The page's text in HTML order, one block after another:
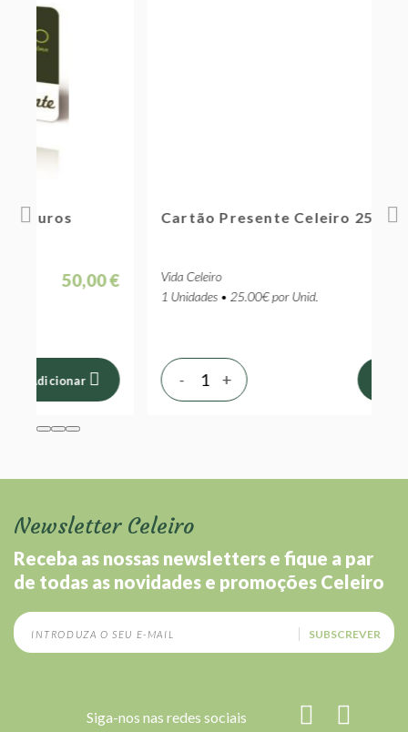
Cartão Presente Celeiro 25 Euros
Vida Celeiro
1 Unidades • 25.00€ por Unid.
+
-
Newsletter Celeiro
Receba as nossas newsletters e fique a par
de todas as novidades e promoções Celeiro
SUBSCREVER
Siga-nos nas redes sociais